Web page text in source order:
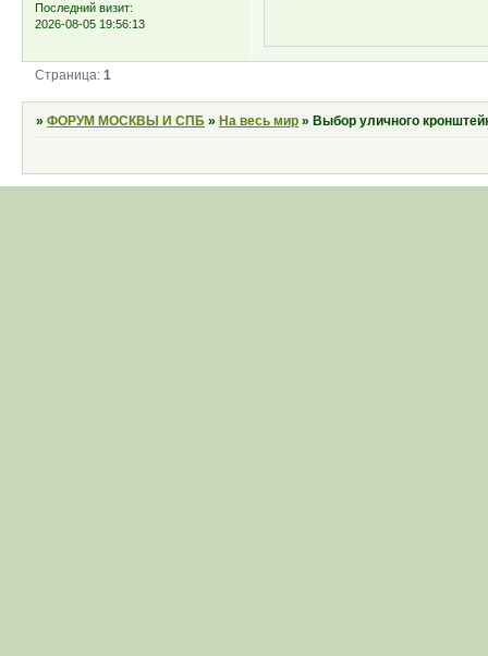
Последний визит:
2026-08-05 19:56:13
Страница:1
»ФОРУМ МОСКВЫ И СПБ » На весь мир » Выбор уличного